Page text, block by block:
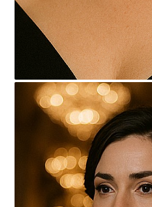
Seturi Perle cu Argint
Brățări cu Perle
Pandantive cu Perle
Brose cu Perle